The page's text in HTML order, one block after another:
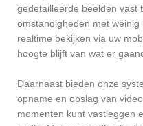
gedetailleerde beelden vast
omstandigheden met
realtime bekijken via uw
hoogte blijft van wat er
Daarnaast bieden onze
opname en opslag van
momenten kunt vastleggen